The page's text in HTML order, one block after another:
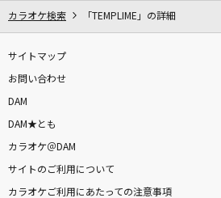
M!LK
思い出通り雨
ふきのとう
睡蓮花
湘南乃風
鬼ノ宴
カラオケ検索 「TEMPLIME」の詳細
サイトマップ
お問い合わせ
DAM
DAM★とも
カラオケ＠DAM
サイトのご利用について
カラオケご利用にあたっての注意事項